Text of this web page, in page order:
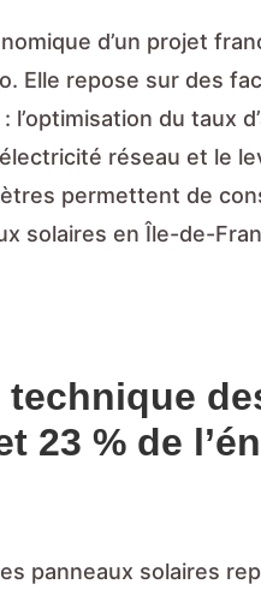
d’un projet
Elle repose sur des
du taux
réseau et le
permettent de
solaires en Île-de-
technique
23 % de
panneaux solaires